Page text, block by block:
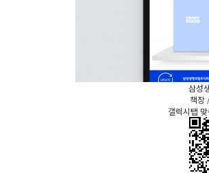
삼성
책장
갤럭시탭